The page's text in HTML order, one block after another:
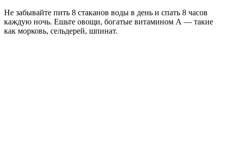
Не забывайте пить 8 стаканов воды в день и спать 8 часов
каждую ночь. Ешьте овощи, богатые витамином А — такие
как морковь, сельдерей, шпинат.